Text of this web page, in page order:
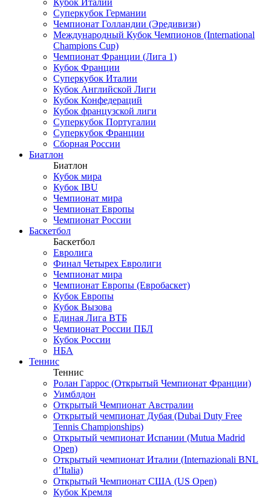
Кубок Италии
Суперкубок Германии
Чемпионат Голландии (Эредивизи)
Международный Кубок Чемпионов (International
Champions Cup)
Чемпионат Франции (Лига 1)
Кубок Франции
Суперкубок Италии
Кубок Английской Лиги
Кубок Конфедераций
Кубок французской лиги
Суперкубок Португалии
Суперкубок Франции
Сборная России
Биатлон
Биатлон
Кубок мира
Кубок IBU
Чемпионат мира
Чемпионат Европы
Чемпионат России
Баскетбол
Баскетбол
Евролига
Финал Четырех Евролиги
Чемпионат мира
Чемпионат Европы (Евробаскет)
Кубок Европы
Кубок Вызова
Единая Лига ВТБ
Чемпионат России ПБЛ
Кубок России
НБА
Теннис
Теннис
Ролан Гаррос (Открытый Чемпионат Франции)
Уимблдон
Открытый Чемпионат Австралии
Открытый чемпионат Дубая (Dubai Duty Free
Tennis Championships)
Открытый чемпионат Испании (Mutua Madrid
Open)
Открытый чемпионат Италии (Internazionali BNL
d’Italia)
Открытый Чемпионат США (US Open)
Кубок Кремля